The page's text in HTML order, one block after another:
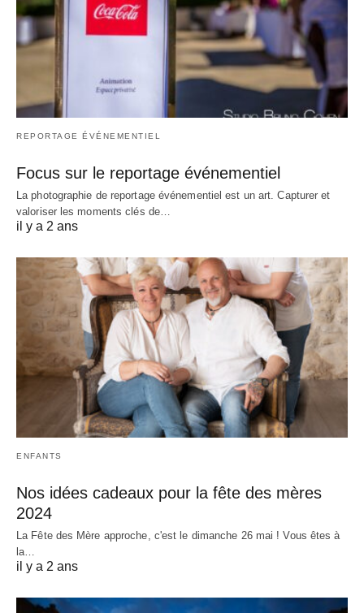
REPORTAGE ÉVÉNEMENTIEL
Focus sur le reportage événementiel
La photographie de reportage événementiel est un art. Capturer et
valoriser les moments clés de…
il y a 2 ans
ENFANTS
Nos idées cadeaux pour la fête des mères
2024
La Fête des Mère approche, c'est le dimanche 26 mai ! Vous êtes à
la…
il y a 2 ans